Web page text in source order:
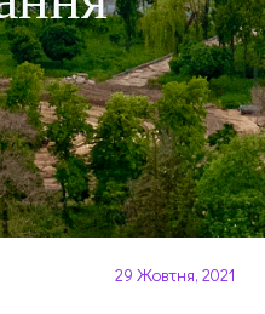
29 Жовтня, 2021